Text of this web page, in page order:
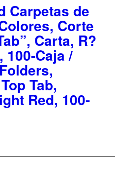
Carpetas de
Corte
Carta, R?
100-Caja /
Tab,
Red, 100-